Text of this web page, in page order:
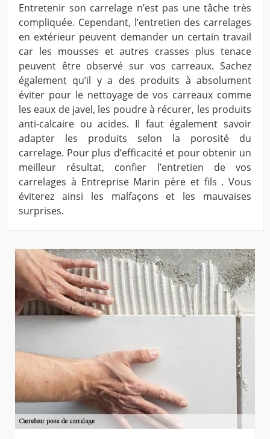
Entretenir son carrelage n’est pas une tâche très
compliquée. Cependant, l’entretien des carrelages
en extérieur peuvent demander un certain travail
car les mousses et autres crasses plus tenace
peuvent être observé sur vos carreaux. Sachez
également qu’il y a des produits à absolument
éviter pour le nettoyage de vos carreaux comme
les eaux de javel, les poudre à récurer, les produits
anti-calcaire ou acides. Il faut également savoir
adapter les produits selon la porosité du
carrelage. Pour plus d’efficacité et pour obtenir un
meilleur résultat, confier l’entretien de vos
carrelages à Entreprise Marin père et fils . Vous
éviterez ainsi les malfaçons et les mauvaises
surprises.